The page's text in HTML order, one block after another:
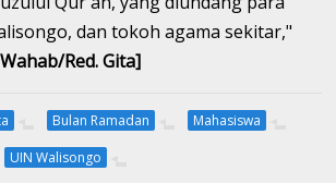
dan tokoh agama sekitar,"
Red. Gita]
Bulan Ramadan
Mahasiswa
UIN Walisongo